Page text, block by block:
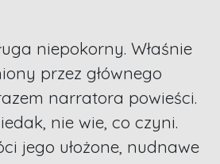
niepokorny. Właśnie
przez głównego
narratora powieści.
nie wie, co czyni.
jego ułożone, nudnawe